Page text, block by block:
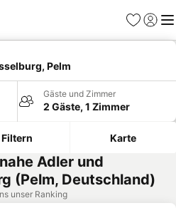
Favoriten
Pelm
Gäste und Zimmer
2 Gäste, 1 Zimmer
Filtern Karte
Adler und
(Pelm, Deutschland)
unser Ranking